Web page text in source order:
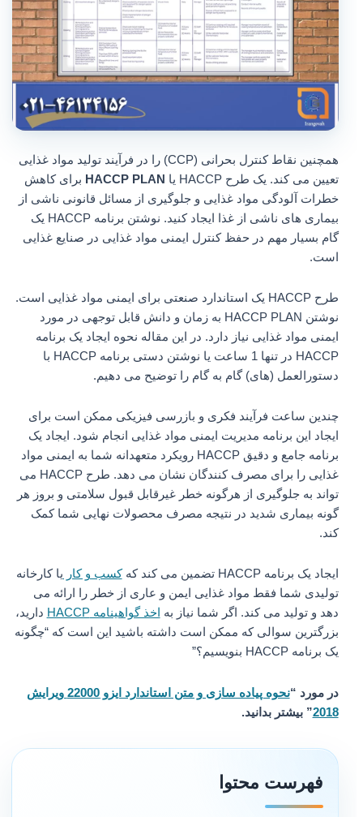
همچنین نقاط کنترل بحرانی (CCP) را در فرآیند تولید مواد غذایی
تعیین می کند. یک طرح HACCP یا
HACCP PLANبرای کاهش
خطرات آلودگی مواد غذایی و جلوگیری از مسائل قانونی ناشی از
بیماری های ناشی از غذا ایجاد کنید. نوشتن برنامه HACCP یک
گام بسیار مهم در حفظ کنترل ایمنی مواد غذایی در صنایع غذایی
است.
طرح HACCP یک استاندارد صنعتی برای ایمنی مواد غذایی است.
نوشتن HACCP PLAN به زمان و دانش قابل توجهی در مورد
ایمنی مواد غذایی نیاز دارد. در این مقاله نحوه ایجاد یک برنامه
HACCP در تنها 1 ساعت یا نوشتن دستی برنامه HACCP با
دستورالعمل (های) گام به گام را توضیح می دهیم.
چندین ساعت فرآیند فکری و بازرسی فیزیکی ممکن است برای
ایجاد این برنامه مدیریت ایمنی مواد غذایی انجام شود. ایجاد یک
برنامه جامع و دقیق HACCP رویکرد متعهدانه شما به ایمنی مواد
غذایی را برای مصرف کنندگان نشان می دهد. طرح HACCP می
تواند به جلوگیری از هرگونه خطر غیرقابل قبول سلامتی و بروز هر
گونه بیماری شدید در نتیجه مصرف محصولات نهایی شما کمک
کند.
ایجاد یک برنامه HACCP تضمین می کند که کسب و کار یا کارخانه
تولیدی شما فقط مواد غذایی ایمن و عاری از خطر را ارائه می
دهد و تولید می کند. اگر شما نیاز بهاخذ گواهینامه HACCP
دارید،
بزرگترین سوالی که ممکن است داشته باشید این است که “چگونه
یک برنامه HACCP بنویسیم؟”
در مورد “
نحوه پیاده سازی و متن استاندارد ایزو 22000 ویرایش
2018” بیشتر بدانید.
فهرست محتوا